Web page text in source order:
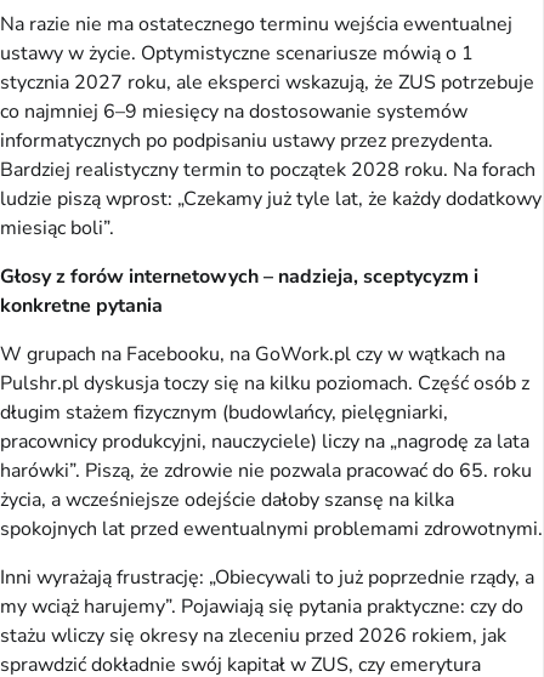
Na razie nie ma ostatecznego terminu wejścia ewentualnej
ustawy w życie. Optymistyczne scenariusze mówią o 1
stycznia 2027 roku, ale eksperci wskazują, że ZUS potrzebuje
co najmniej 6–9 miesięcy na dostosowanie systemów
informatycznych po podpisaniu ustawy przez prezydenta.
Bardziej realistyczny termin to początek 2028 roku. Na forach
ludzie piszą wprost: „Czekamy już tyle lat, że każdy dodatkowy
miesiąc boli”.
Głosy z forów internetowych – nadzieja, sceptycyzm i
konkretne pytania
W grupach na Facebooku, na GoWork.pl czy w wątkach na
Pulshr.pl dyskusja toczy się na kilku poziomach. Część osób z
długim stażem fizycznym (budowlańcy, pielęgniarki,
pracownicy produkcyjni, nauczyciele) liczy na „nagrodę za lata
harówki”. Piszą, że zdrowie nie pozwala pracować do 65. roku
życia, a wcześniejsze odejście dałoby szansę na kilka
spokojnych lat przed ewentualnymi problemami zdrowotnymi.
Inni wyrażają frustrację: „Obiecywali to już poprzednie rządy, a
my wciąż harujemy”. Pojawiają się pytania praktyczne: czy do
stażu wliczy się okresy na zleceniu przed 2026 rokiem, jak
sprawdzić dokładnie swój kapitał w ZUS, czy emerytura